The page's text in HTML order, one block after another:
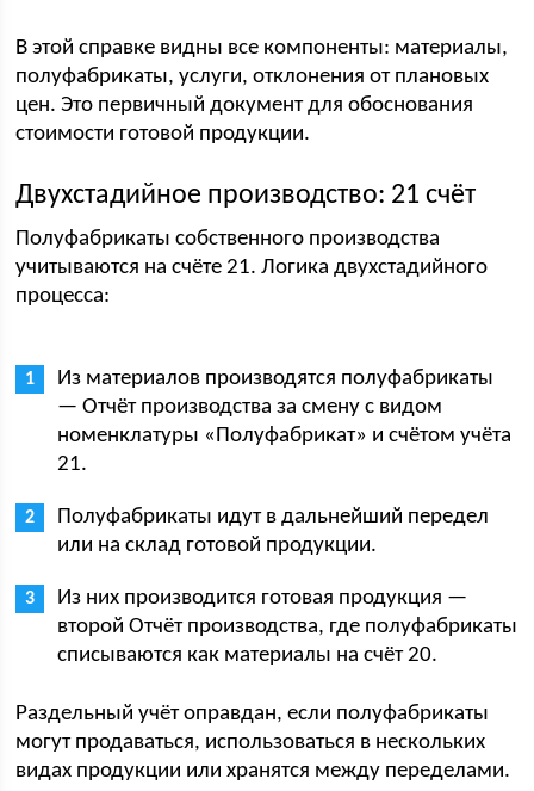
В этой справке видны все компоненты: материалы,
полуфабрикаты, услуги, отклонения от плановых
цен. Это первичный документ для обоснования
стоимости готовой продукции.
Двухстадийное производство: 21 счёт
Полуфабрикаты собственного производства
учитываются на счёте 21. Логика двухстадийного
процесса:
Из материалов производятся полуфабрикаты
— Отчёт производства за смену с видом
номенклатуры «Полуфабрикат» и счётом учёта
21.
Полуфабрикаты идут в дальнейший передел
или на склад готовой продукции.
Из них производится готовая продукция —
второй Отчёт производства, где полуфабрикаты
списываются как материалы на счёт 20.
Раздельный учёт оправдан, если полуфабрикаты
могут продаваться, использоваться в нескольких
видах продукции или хранятся между переделами.